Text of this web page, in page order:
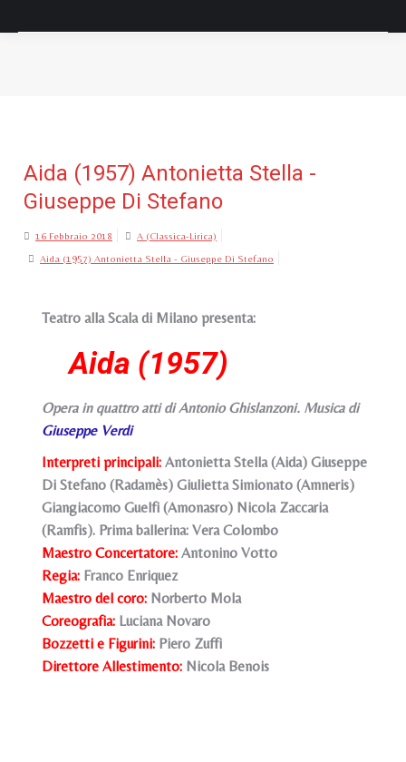
Aida (1957) Antonietta Stella -
Giuseppe Di Stefano
16 Febbraio 2018 A (Classica-Lirica)
Aida (1957) Antonietta Stella - Giuseppe Di Stefano
Teatro alla Scala di Milano presenta:
Aida (1957)
Opera in quattro atti di Antonio Ghislanzoni. Musica di
Giuseppe Verdi
Interpreti principali: Antonietta Stella (Aida) Giuseppe
Di Stefano (Radamès) Giulietta Simionato (Amneris)
Giangiacomo Guelfi (Amonasro) Nicola Zaccaria
(Ramfis). Prima ballerina: Vera Colombo
Maestro Concertatore: Antonino Votto
Regia: Franco Enriquez
Maestro del coro: Norberto Mola
Coreografia: Luciana Novaro
Bozzetti e Figurini: Piero Zuffi
Direttore Allestimento: Nicola Benois